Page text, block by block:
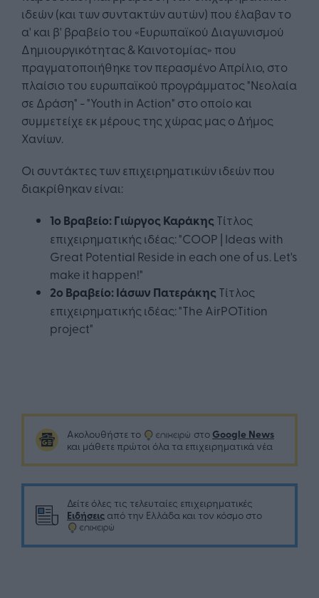
ιδεών (και των συντακτών αυτών) που έλαβαν το
α' και β' βραβείο του «Ευρωπαϊκού Διαγωνισμού
Δημιουργικότητας & Καινοτομίας» που
πραγματοποιήθηκε τον περασμένο Απρίλιο, στο
πλαίσιο του ευρωπαϊκού προγράμματος "Νεολαία
σε Δράση" - "Youth in Action" στο οποίο και
συμμετείχε εκ μέρους της χώρας μας ο Δήμος
Χανίων.
Οι συντάκτες των επιχειρηματικών ιδεών που
διακρίθηκαν είναι:
1ο Βραβείο: Γιώργος Καράκης Τίτλος
επιχειρηματικής ιδέας: "COOP | Ideas with
Great Potential Reside in each one of us. Let's
make it happen!"
2ο Βραβείο: Ιάσων Πατεράκης Τίτλος
επιχειρηματικής ιδέας: "The AirPOTition
project"
Ακολουθήστε το στο Google News
και μάθετε πρώτοι όλα τα επιχειρηματικά νέα
Δείτε όλες τις τελευταίες επιχειρηματικές
Ειδήσεις από την Ελλάδα και τον κόσμο στο